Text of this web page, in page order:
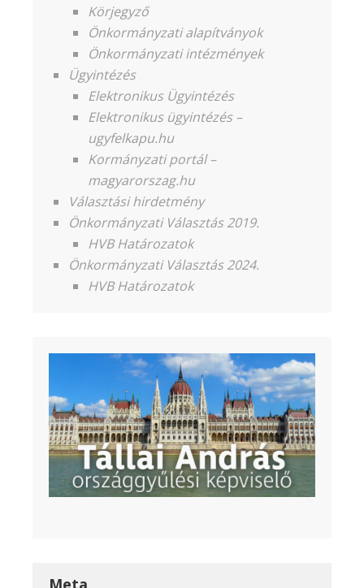
Körjegyző
Önkormányzati alapítványok
Önkormányzati intézmények
Ügyintézés
Elektronikus Ügyintézés
Elektronikus ügyintézés –
ugyfelkapu.hu
Kormányzati portál –
magyarorszag.hu
Választási hirdetmény
Önkormányzati Választás 2019.
HVB Határozatok
Önkormányzati Választás 2024.
HVB Határozatok
Meta